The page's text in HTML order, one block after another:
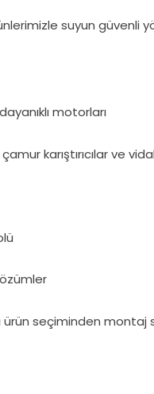
suyun güvenli
motorları
karıştırıcılar ve
seçiminden montaj